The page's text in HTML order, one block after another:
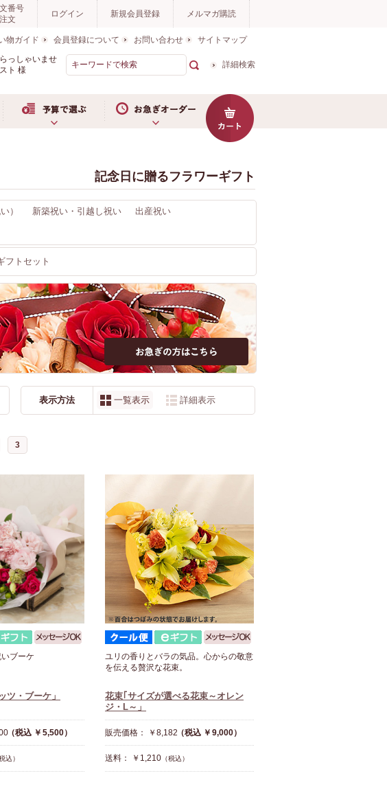
番号
文
ログイン 新規会員登録 メルマガ購読
物ガイド 会員登録について お問い合わせ
サイトマップ
っしゃいませ
ト 様
詳細検索
記念日に贈るフラワーギフト
） 新築祝い・引越し祝い 出産祝い
フトセット
表示方法 一覧表示 詳細表示
3
ブーケ
ツ・ブーケ」
（税込 ￥5,500）
込）
ユリの香りとバラの気品。心からの敬意
を伝える贅沢な花束。
花束｢サイズが選べる花束～オレン
ジ・L～」
販売価格： ￥8,182（税込 ￥9,000）
送料： ￥1,210 （税込）